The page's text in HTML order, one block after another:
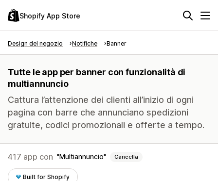
Shopify App Store
Design del negozio Notifiche Banner
Tutte le app per banner con funzionalità di
multiannuncio
Cattura l’attenzione dei clienti all’inizio di ogni
pagina con barre che annunciano spedizioni
gratuite, codici promozionali e offerte a tempo.
417 app con Multiannuncio Cancella
Built for Shopify